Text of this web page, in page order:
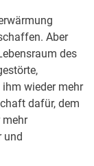
Aber
des
wieder mehr
dafür, dem
mehr
und